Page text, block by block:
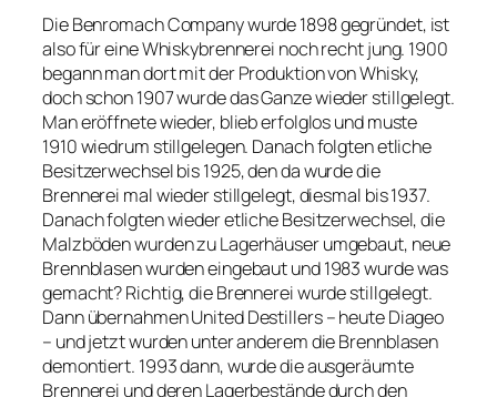
Die Benromach Company wurde 1898 gegründet, ist
also für eine Whiskybrennerei noch recht jung. 1900
begann man dort mit der Produktion von Whisky,
doch schon 1907 wurde das Ganze wieder stillgelegt.
Man eröffnete wieder, blieb erfolglos und muste
1910 wiedrum stillgelegen. Danach folgten etliche
Besitzerwechsel bis 1925, den da wurde die
Brennerei mal wieder stillgelegt, diesmal bis 1937.
Danach folgten wieder etliche Besitzerwechsel, die
Malzböden wurden zu Lagerhäuser umgebaut, neue
Brennblasen wurden eingebaut und 1983 wurde was
gemacht? Richtig, die Brennerei wurde stillgelegt.
Dann übernahmen United Destillers – heute Diageo
– und jetzt wurden unter anderem die Brennblasen
demontiert. 1993 dann, wurde die ausgeräumte
Brennerei und deren Lagerbestände durch den